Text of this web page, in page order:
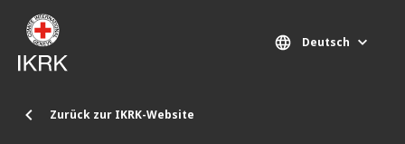
Direkt zum Inhalt
Zurück zur IKRK-Website
Deutsch